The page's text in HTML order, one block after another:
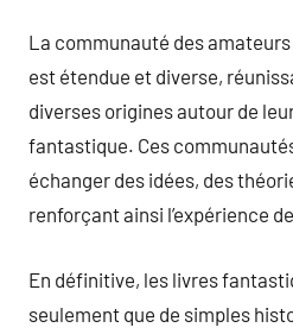
La communauté des
est étendue et diverse,
diverses origines autour de
fantastique. Ces
échanger des idées, des
renforçant ainsi l’expérience
En définitive, les livres
seulement que de simples